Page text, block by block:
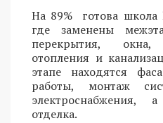
На 89% готова школа
где заменены
перекрытия,
отопления и
этапе находятся
работы, монтаж
электроснабжения,
отделка.